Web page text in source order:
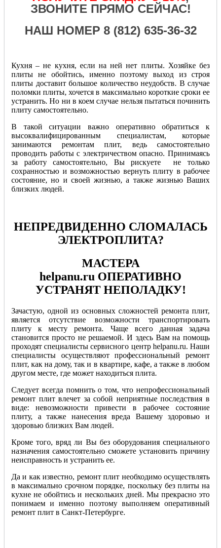
ЗВОНИТЕ ПРЯМО СЕЙЧАС!
НАШ НОМЕР 8 (812) 635-36-32
Кухня – не кухня, если на ней нет плиты. Хозяйке без
плиты не обойтись, именно поэтому выход из строя
плиты доставит большое количество неудобств. В случае
поломки плиты, хочется в максимально короткие сроки ее
устранить. Но ни в коем случае нельзя пытаться починить
плиту самостоятельно.
В такой ситуации важно оперативно обратиться к
высоквалифицированным специалистам, которые
занимаются ремонтам плит, ведь самостоятельно
проводить работы с электричеством опасно. Принимаясь
за работу самостоятельно, Вы рискуете не только
сохранностью и возможностью вернуть плиту в рабочее
состояние, но и своей жизнью, а также жизнью Ваших
близких людей.
НЕПРЕДВИДЕННО СЛОМАЛАСЬ
ЭЛЕКТРОПЛИТА?
МАСТЕРА
helpanu.ru ОПЕРАТИВНО
УСТРАНЯТ НЕПОЛАДКУ!
Зачастую, одной из основных сложностей ремонта плит,
является отсутствие возможности транспортировать
плиту к месту ремонта. Чаще всего данная задача
становится просто не решаемой. И здесь Вам на помощь
проходят специалисты сервисного центр helpanu.ru. Наши
специалисты осуществляют профессиональный ремонт
плит, как на дому, так и в квартире, кафе, а также в любом
другом месте, где может находиться плита.
Следует всегда помнить о том, что непрофессиональный
ремонт плит влечет за собой неприятные последствия в
виде: невозможности привести в рабочее состояние
плиту, а также нанесения вреда Вашему здоровью и
здоровью близких Вам людей.
Кроме того, вряд ли Вы без оборудования специального
назначения самостоятельно сможете установить причину
неисправность и устранить ее.
Да и как известно, ремонт плит необходимо осуществлять
в максимально срочном порядке, поскольку без плиты на
кухне не обойтись и нескольких дней. Мы прекрасно это
понимаем и именно поэтому выполняем оперативный
ремонт плит в Санкт-Петербурге.